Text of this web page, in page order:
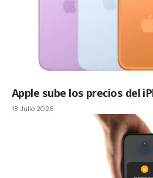
Apple sube los precios del
18 Julio 2026